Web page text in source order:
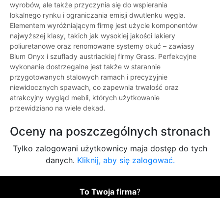
wyrobów, ale także przyczynia się do wspierania
lokalnego rynku i ograniczania emisji dwutlenku węgla.
Elementem wyróżniającym firmę jest użycie komponentów
najwyższej klasy, takich jak wysokiej jakości lakiery
poliuretanowe oraz renomowane systemy okuć – zawiasy
Blum Onyx i szuflady austriackiej firmy Grass. Perfekcyjne
wykonanie dostrzegalne jest także w starannie
przygotowanych stalowych ramach i precyzyjnie
niewidocznych spawach, co zapewnia trwałość oraz
atrakcyjny wygląd mebli, których użytkowanie
przewidziano na wiele dekad.
Oceny na poszczególnych stronach
Tylko zalogowani użytkownicy maja dostęp do tych
danych. Kliknij, aby się zalogować.
To Twoja firma?